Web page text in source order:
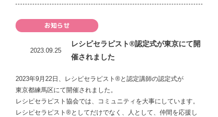
お知らせ
2023.09.25
レシピセラピスト®認定式が東京にて開
催されました
2023年9月22日、レシピセラピスト®と認定講師の認定式が
東京都練馬区にて開催されました。
レシピセラピスト協会では、コミュニティを大事にしています。
レシピセラピスト®としてだけでなく、人として、仲間を応援し